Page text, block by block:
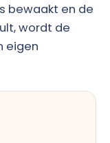
bewaakt en de
wordt de
eigen